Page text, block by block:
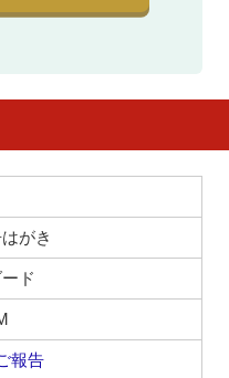
がき
ド
報告